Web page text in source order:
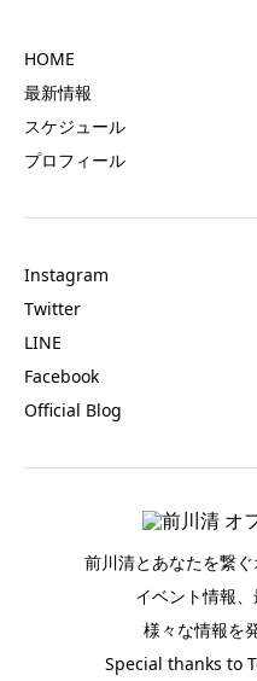
HOME
最新情報
スケジュール
プロフィール
Instagram
Twitter
LINE
Facebook
Official Blog
前川清とあなたを繋
イベント情報
様々な情報を
Special thanks to